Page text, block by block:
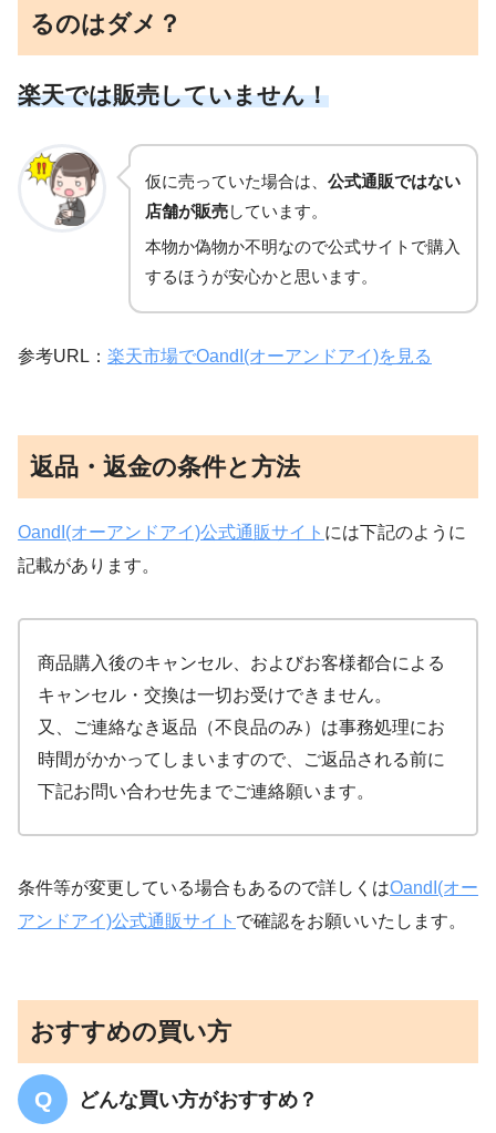
るのはダメ？
楽天では販売していません！
仮に売っていた場合は、 公式通販ではない
店舗が販売しています。
本物か偽物か不明なので公式サイトで購入
するほうが安心かと思います。
参考URL： 楽天市場でOandI(オーアンドアイ)を見る
返品・返金の条件と方法
OandI(オーアンドアイ)公式通販サイト には下記のように
記載があります。
商品購入後のキャンセル、およびお客様都合による
キャンセル・交換は一切お受けできません。
又、ご連絡なき返品（不良品のみ）は事務処理にお
時間がかかってしまいますので、ご返品される前に
下記お問い合わせ先までご連絡願います。
条件等が変更している場合もあるので詳しくはOandI(オー
アンドアイ)公式通販サイト で確認をお願いいたします。
おすすめの買い方
どんな買い方がおすすめ？